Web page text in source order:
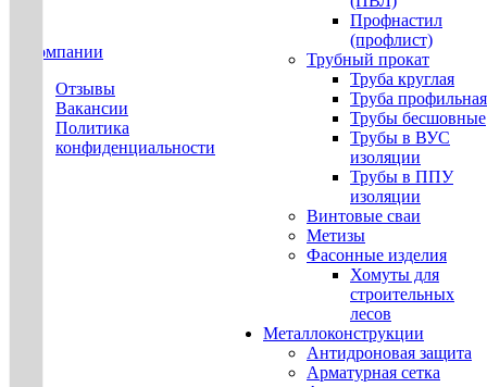
О компании
Отзывы
Вакансии
Политика
конфиденциальности
Профнастил
(профлист)
Трубный прокат
Труба круглая
Труба профильная
Трубы бесшовные
Трубы в ВУС
изоляции
Трубы в ППУ
изоляции
Винтовые сваи
Метизы
Фасонные изделия
Хомуты для
строительных
лесов
Металлоконструкции
Антидроновая защита
Арматурная сетка